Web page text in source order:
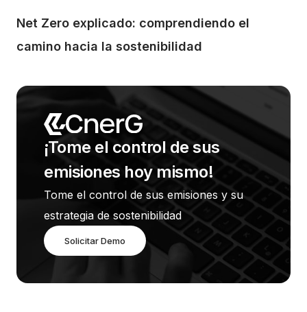
Net Zero explicado: comprendiendo el
camino hacia la sostenibilidad
¡Tome el control de sus
emisiones hoy mismo!
Tome el control de sus emisiones y su
estrategia de sostenibilidad
Solicitar Demo